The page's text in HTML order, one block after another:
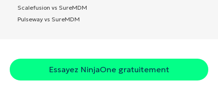
Scalefusion vs SureMDM
Pulseway vs SureMDM
Essayez NinjaOne gratuitement